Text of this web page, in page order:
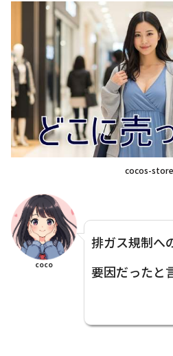
cocos-
coco
排ガス規制へ
要因だったと